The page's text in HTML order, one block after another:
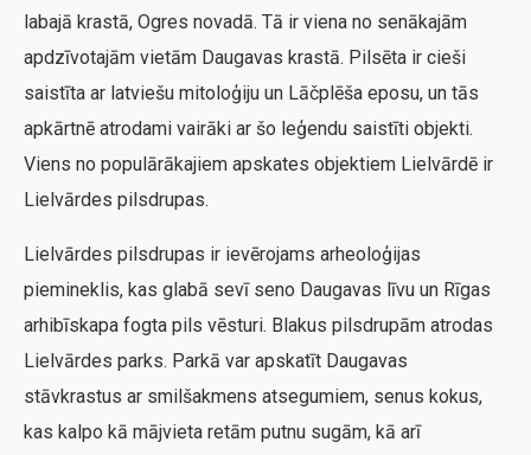
labajā krastā, Ogres novadā. Tā ir viena no senākajām
apdzīvotajām vietām Daugavas krastā. Pilsēta ir cieši
saistīta ar latviešu mitoloģiju un Lāčplēša eposu, un tās
apkārtnē atrodami vairāki ar šo leģendu saistīti objekti.
Viens no populārākajiem apskates objektiem Lielvārdē ir
Lielvārdes pilsdrupas.
Lielvārdes pilsdrupas ir ievērojams arheoloģijas
piemineklis, kas glabā sevī seno Daugavas līvu un Rīgas
arhibīskapa fogta pils vēsturi. Blakus pilsdrupām atrodas
Lielvārdes parks. Parkā var apskatīt Daugavas
stāvkrastus ar smilšakmens atsegumiem, senus kokus,
kas kalpo kā mājvieta retām putnu sugām, kā arī